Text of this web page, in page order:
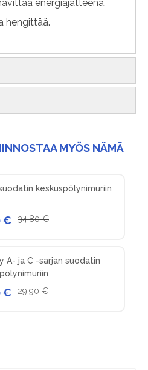
energiajätteenä.
hengittää.
MYÖS NÄMÄ
keskuspölynimuriin
€ 34,80 €
A- ja C -sarjan suodatin
€ 29,90 €